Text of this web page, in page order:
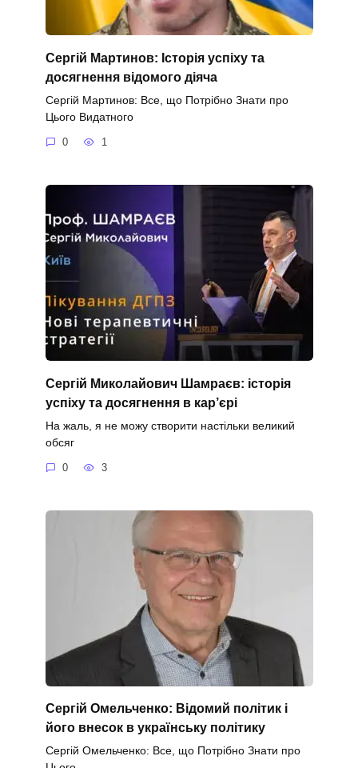
Сергій Мартинов: Історія успіху та
досягнення відомого діяча
Сергій Мартинов: Все, що Потрібно Знати про
Цього Видатного
0 1
Сергій Миколайович Шамраєв: історія
успіху та досягнення в кар’єрі
На жаль, я не можу створити настільки великий
обсяг
0 3
Сергій Омельченко: Відомий політик і
його внесок в українську політику
Сергій Омельченко: Все, що Потрібно Знати про